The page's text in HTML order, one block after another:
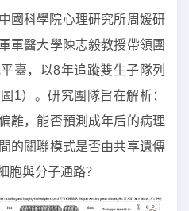
國科學院心理研究所周媛研
軍醫大學陳志毅教授帶領團
臺，以8年追蹤雙生子隊列
1）。研究團隊旨在解析：
離，能否預測成年后的病理
的關聯模式是否由共享遺傳
胞與分子通路？